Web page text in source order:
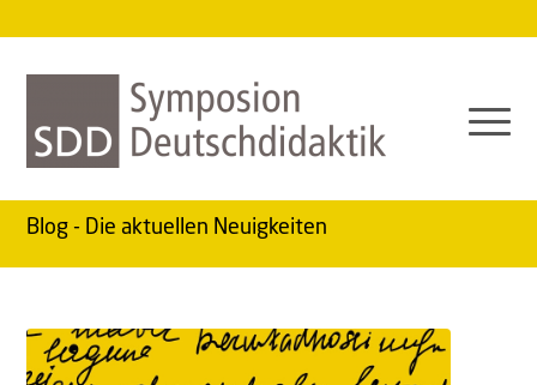
Blog - Die aktuellen Neuigkeiten